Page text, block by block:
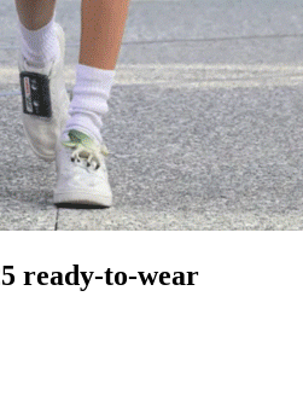
ready-to-wear